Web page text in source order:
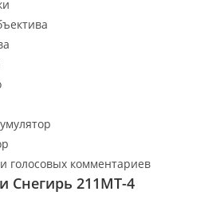
голосовых комментариев
Снегирь 211МТ-4